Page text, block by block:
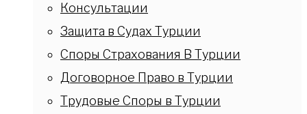
Консультации
Защита в Судах Турции
Споры Страхования В Турции
Договорное Право в Турции
Трудовые Споры в Турции